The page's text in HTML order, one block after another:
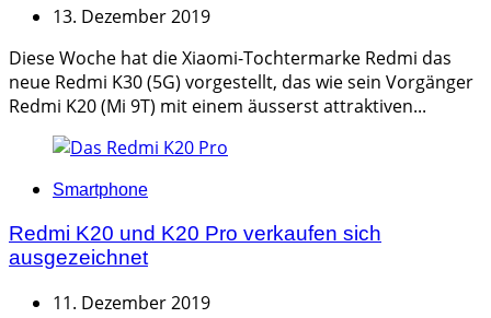
13. Dezember 2019
Diese Woche hat die Xiaomi-Tochtermarke Redmi das
neue Redmi K30 (5G) vorgestellt, das wie sein Vorgänger
Redmi K20 (Mi 9T) mit einem äusserst attraktiven...
Categories
Smartphone
Redmi K20 und K20 Pro verkaufen sich
ausgezeichnet
11. Dezember 2019